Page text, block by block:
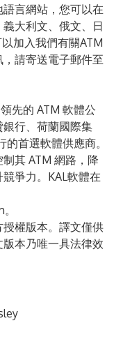
言網站，您可以在
大利文、俄文、日
加入我們有關ATM
，請寄送電子郵件至
先的 ATM 軟體公
行、荷蘭國際集
首選軟體供應商。
其 ATM 網路，降
爭力。KAL軟體在
。
權版本。譯文僅供
本乃唯一具法律效